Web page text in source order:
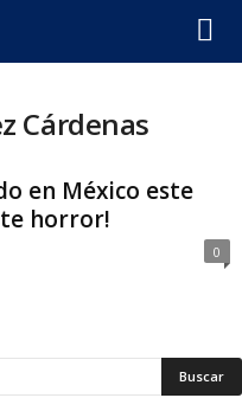
Cárdenas
en México este
horror!
0